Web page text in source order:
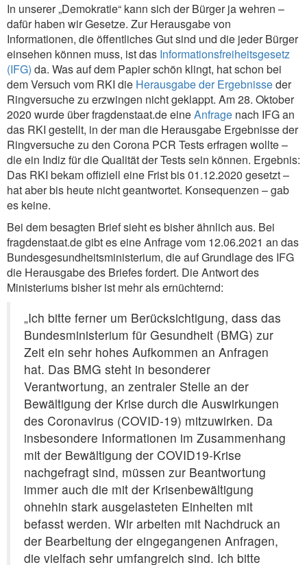
In unserer „Demokratie“ kann sich der Bürger ja wehren –
dafür haben wir Gesetze. Zur Herausgabe von
Informationen, die öffentliches Gut sind und die jeder Bürger
einsehen können muss, ist das Informationsfreiheitsgesetz
(IFG) da. Was auf dem Papier schön klingt, hat schon bei
dem Versuch vom RKI die Herausgabe der Ergebnisseder
Ringversuche zu erzwingen nicht geklappt. Am 28. Oktober
2020 wurde über fragdenstaat.de eineAnfrage nach IFG an
das RKI gestellt, in der man die Herausgabe Ergebnisse der
Ringversuche zu den Corona PCR Tests erfragen wollte –
die ein Indiz für die Qualität der Tests sein können. Ergebnis:
Das RKI bekam offiziell eine Frist bis 01.12.2020 gesetzt –
hat aber bis heute nicht geantwortet. Konsequenzen – gab
es keine.
Bei dem besagten Brief sieht es bisher ähnlich aus. Bei
fragdenstaat.de gibt es eine Anfrage vom 12.06.2021 an das
Bundesgesundheitsministerium, die auf Grundlage des IFG
die Herausgabe des Briefes fordert. Die Antwort des
Ministeriums bisher ist mehr als ernüchternd:
„Ich bitte ferner um Berücksichtigung, dass das
Bundesministerium für Gesundheit (BMG) zur
Zeit ein sehr hohes Aufkommen an Anfragen
hat. Das BMG steht in besonderer
Verantwortung, an zentraler Stelle an der
Bewältigung der Krise durch die Auswirkungen
des Coronavirus (COVID-19) mitzuwirken. Da
insbesondere Informationen im Zusammenhang
mit der Bewältigung der COVID19-Krise
nachgefragt sind, müssen zur Beantwortung
immer auch die mit der Krisenbewältigung
ohnehin stark ausgelasteten Einheiten mit
befasst werden. Wir arbeiten mit Nachdruck an
der Bearbeitung der eingegangenen Anfragen,
die vielfach sehr umfangreich sind. Ich bitte